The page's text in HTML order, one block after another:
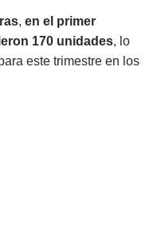
, en el primer
170 unidades, lo
este trimestre en los